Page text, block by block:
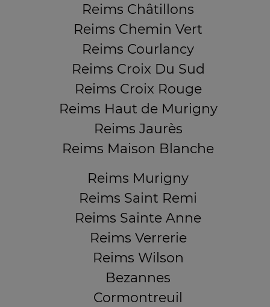
Reims Châtillons
Reims Chemin Vert
Reims Courlancy
Reims Croix Du Sud
Reims Croix Rouge
Reims Haut de Murigny
Reims Jaurès
Reims Maison Blanche
Reims Murigny
Reims Saint Remi
Reims Sainte Anne
Reims Verrerie
Reims Wilson
Bezannes
Cormontreuil